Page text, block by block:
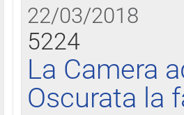
22/03/2018
5224
La Camera
Oscurata la